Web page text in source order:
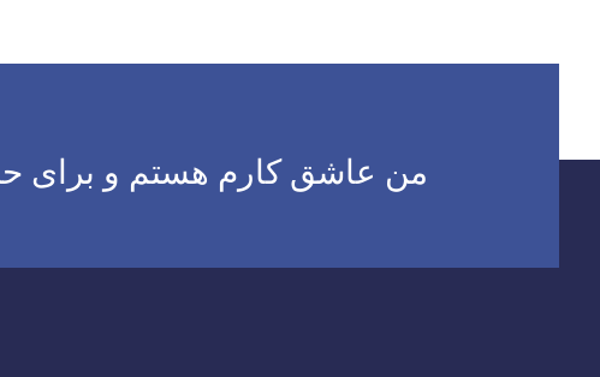
من عاشق کارم هستم و برای